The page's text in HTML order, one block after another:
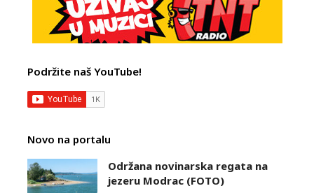
Podržite naš YouTube!
Novo na portalu
Održana novinarska regata na
jezeru Modrac (FOTO)